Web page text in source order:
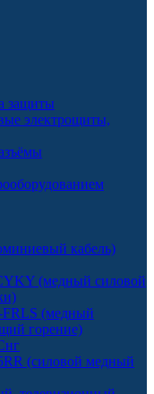
защиты
электрощиты,
кабель)
(медный силовой
(медный
горение)
(силовой медный